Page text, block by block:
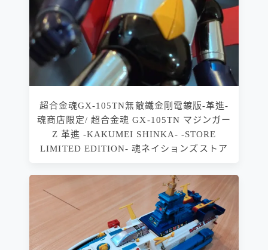
超合金魂GX-105TN無敵鐵金剛電鍍版-革進-
魂商店限定/ 超合金魂 GX-105TN マジンガー
Z 革進 -KAKUMEI SHINKA- -STORE
LIMITED EDITION- 魂ネイションズストア